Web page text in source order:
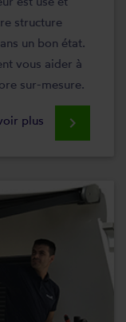
structure
un bon état.
vous aider à
sur-mesure.
plus keyboard_arrow_right